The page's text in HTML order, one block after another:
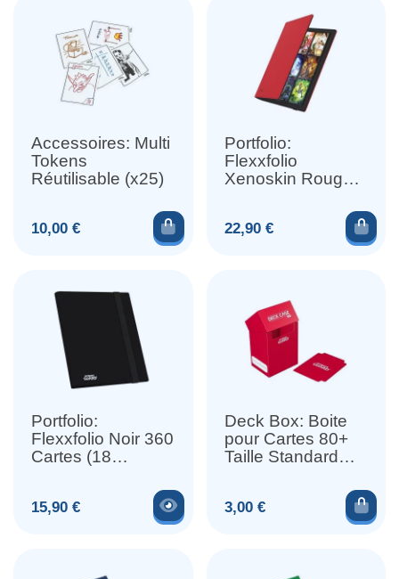
Accessoires: Multi
Tokens
Réutilisable (x25)
Prix
10,00 € Ajouter au panier
Portfolio:
Flexxfolio
Xenoskin Rouge
Prix
22,90 €
Portfolio:
Flexxfolio Noir 360
Cartes (18
Prix
15,90 € Voir le produit
Deck Box: Boite
pour Cartes 80+
Taille Standard
Prix
3,00 €